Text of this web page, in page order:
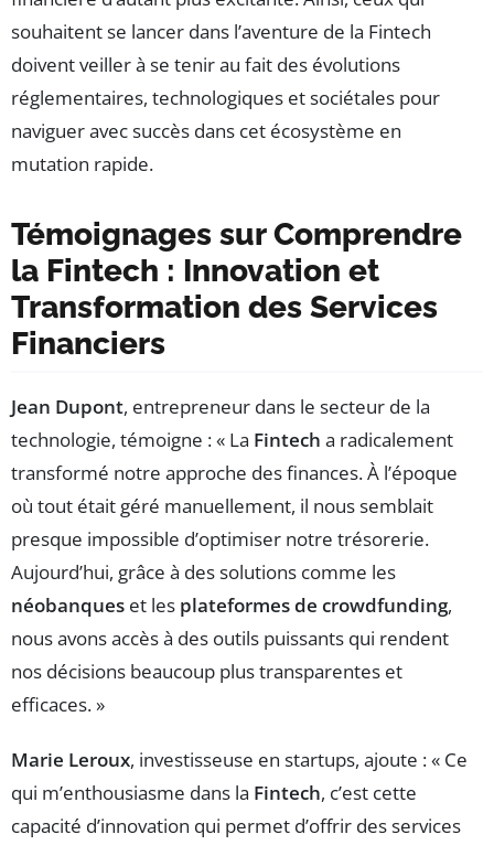
souhaitent se lancer dans l’aventure de la Fintech
doivent veiller à se tenir au fait des évolutions
réglementaires, technologiques et sociétales pour
naviguer avec succès dans cet écosystème en
mutation rapide.
Témoignages sur Comprendre
la Fintech : Innovation et
Transformation des Services
Financiers
Jean Dupont, entrepreneur dans le secteur de la
technologie, témoigne : « La Fintech a radicalement
transformé notre approche des finances. À l’époque
où tout était géré manuellement, il nous semblait
presque impossible d’optimiser notre trésorerie.
Aujourd’hui, grâce à des solutions comme les
néobanques et les plateformes de crowdfunding,
nous avons accès à des outils puissants qui rendent
nos décisions beaucoup plus transparentes et
efficaces. »
Marie Leroux, investisseuse en startups, ajoute : « Ce
qui m’enthousiasme dans la Fintech, c’est cette
capacité d’innovation qui permet d’offrir des services